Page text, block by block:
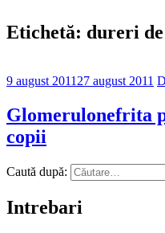
Etichetă: dureri
9 august 2011 27 august 2011
Glomerulonefrita
copii
Caută după:
Intrebari